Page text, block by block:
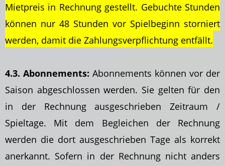
Mietpreis in Rechnung gestellt. Gebuchte Stunden
können nur 48 Stunden vor Spielbeginn storniert
werden, damit die Zahlungsverpflichtung entfällt.
4.3. Abonnements: Abonnements können vor der
Saison abgeschlossen werden. Sie gelten für den
in der Rechnung ausgeschrieben Zeitraum /
Spieltage. Mit dem Begleichen der Rechnung
werden die dort ausgeschrieben Tage als korrekt
anerkannt. Sofern in der Rechnung nicht anders